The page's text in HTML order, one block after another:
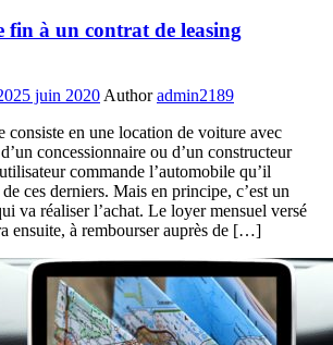
fin à un contrat de leasing
25 juin 2020 Author admin2189
consiste en une location de voiture avec
concessionnaire ou d’un constructeur
commande l’automobile qu’il
ces derniers. Mais en principe, c’est un
va réaliser l’achat. Le loyer mensuel versé
ensuite, à rembourser auprès de […]